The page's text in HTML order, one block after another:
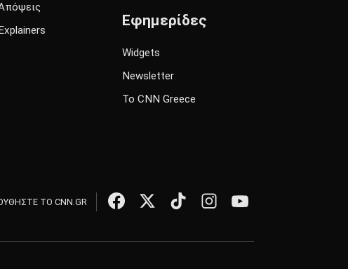
Explainers
Εφημερίδες
Widgets
Newsletter
Το CNN Greece
ΤΟ CNN.GR